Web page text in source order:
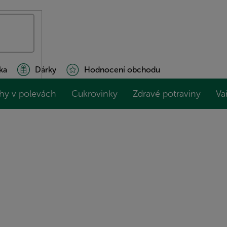
Dárky Hodnocení obchodu
v polevách Cukrovinky Zdravé potraviny